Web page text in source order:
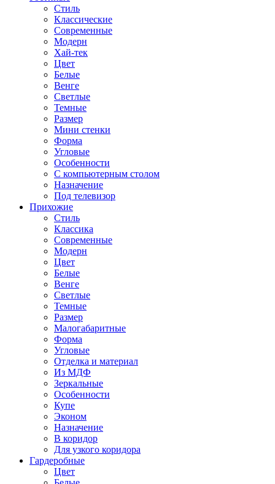
Стиль
Классические
Современные
Модерн
Хай-тек
Цвет
Белые
Венге
Светлые
Темные
Размер
Мини стенки
Форма
Угловые
Особенности
С компьютерным столом
Назначение
Под телевизор
Прихожие
Стиль
Классика
Современные
Модерн
Цвет
Белые
Венге
Светлые
Темные
Размер
Малогабаритные
Форма
Угловые
Отделка и материал
Из МДФ
Зеркальные
Особенности
Купе
Эконом
Назначение
В коридор
Для узкого коридора
Гардеробные
Цвет